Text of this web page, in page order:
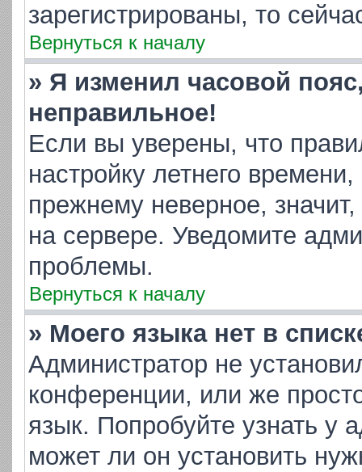
зарегистрированы, то
Вернуться к началу
» Я изменил часовой
неправильное!
Если вы уверены, что
настройку летнего
прежнему неверное,
на сервере. Уведомите
проблемы.
Вернуться к началу
» Моего языка нет в
Администратор не
конференции, или же
язык. Попробуйте узнать у
может ли он установить